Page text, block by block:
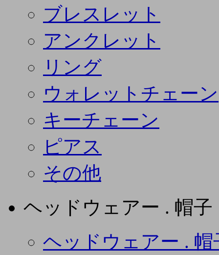
ブレスレット
アンクレット
リング
ウォレットチェーン
キーチェーン
ピアス
その他
ヘッドウェアー . 帽子
ヘッドウェアー . 帽